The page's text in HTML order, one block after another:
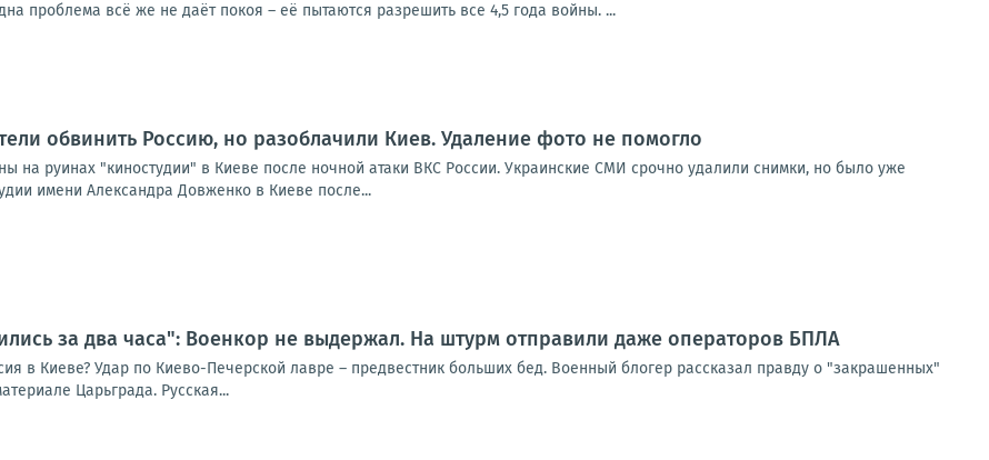
проблема всё же не даёт покоя – её пытаются разрешить все 4,5 года войны. ...
обвинить Россию, но разоблачили Киев. Удаление фото не помогло
на руинах "киностудии" в Киеве после ночной атаки ВКС России. Украинские СМИ срочно удалили снимки, но было уже
имени Александра Довженко в Киеве после...
за два часа": Военкор не выдержал. На штурм отправили даже операторов БПЛА
в Киеве? Удар по Киево-Печерской лавре – предвестник больших бед. Военный блогер рассказал правду о "закрашенных"
Царьграда. Русская...